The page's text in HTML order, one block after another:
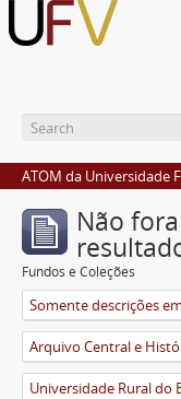
ATOM da Universidade
Não
Fundos e Coleções
Somente descrições